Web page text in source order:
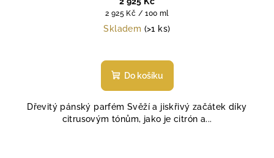
Měrná
cena:
2 925 Kč / 100 ml
Skladem (>1 ks)
Do košíku
Dřevitý pánský parfém Svěží a jiskřivý začátek díky
citrusovým tónům, jako je citrón a...